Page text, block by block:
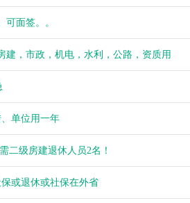
余生
余生
余生
可面签。。
建，市政，机电，水利，公路，资质用
单位用一年
二级房建退休人员2名！
或退休或社保在外省